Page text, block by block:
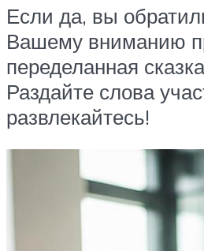
Если да, вы
Вашему вниманию
переделанная
Раздайте слова
развлекайтесь!